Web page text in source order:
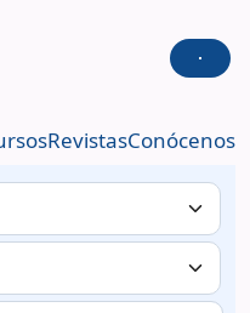
RevistasConócenos